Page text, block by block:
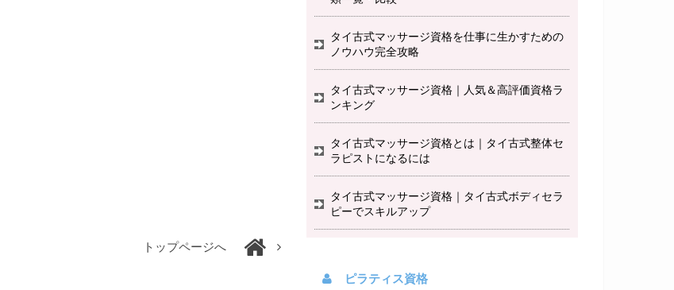
トップページへ
タイ古式マッサージ資格を仕事に生かすための
ノウハウ完全攻略
タイ古式マッサージ資格｜人気＆高評価資格ラ
ンキング
タイ古式マッサージ資格とは｜タイ古式整体セ
ラピストになるには
タイ古式マッサージ資格｜タイ古式ボディセラ
ピーでスキルアップ
ピラティス資格